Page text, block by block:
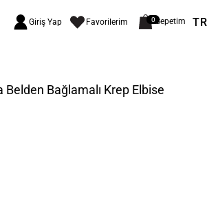
Giriş Yap Favorilerim 0Sepetim TR
Belden Bağlamalı Krep Elbise